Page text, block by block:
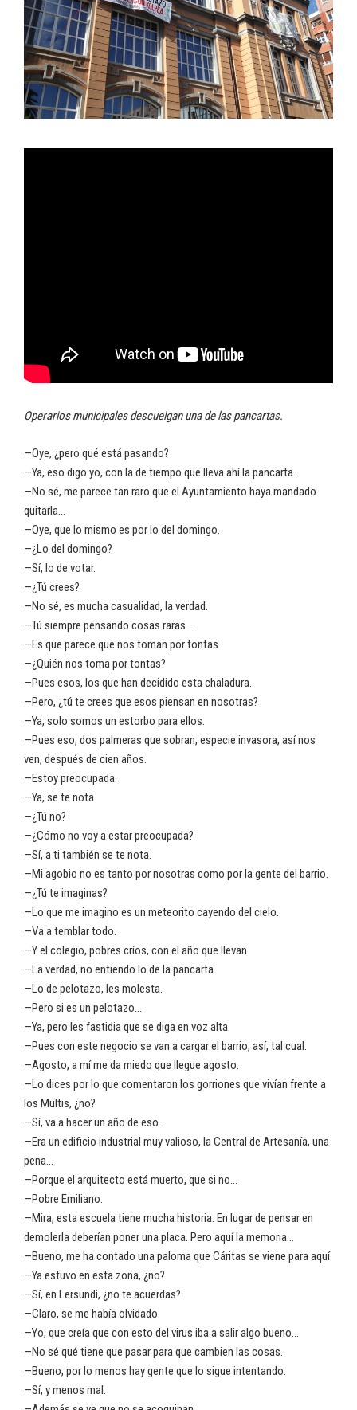
Operarios municipales descuelgan una de las pancartas.
—Oye, ¿pero qué está pasando?
—Ya, eso digo yo, con la de tiempo que lleva ahí la pancarta.
—No sé, me parece tan raro que el Ayuntamiento haya mandado
quitarla…
—Oye, que lo mismo es por lo del domingo.
—¿Lo del domingo?
—Sí, lo de votar.
—¿Tú crees?
—No sé, es mucha casualidad, la verdad.
—Tú siempre pensando cosas raras…
—Es que parece que nos toman por tontas.
—¿Quién nos toma por tontas?
—Pues esos, los que han decidido esta chaladura.
—Pero, ¿tú te crees que esos piensan en nosotras?
—Ya, solo somos un estorbo para ellos.
—Pues eso, dos palmeras que sobran, especie invasora, así nos
ven, después de cien años.
—Estoy preocupada.
—Ya, se te nota.
—¿Tú no?
—¿Cómo no voy a estar preocupada?
—Sí, a ti también se te nota.
—Mi agobio no es tanto por nosotras como por la gente del barrio.
—¿Tú te imaginas?
—Lo que me imagino es un meteorito cayendo del cielo.
—Va a temblar todo.
—Y el colegio, pobres críos, con el año que llevan.
—La verdad, no entiendo lo de la pancarta.
—Lo de pelotazo, les molesta.
—Pero si es un pelotazo…
—Ya, pero les fastidia que se diga en voz alta.
—Pues con este negocio se van a cargar el barrio, así, tal cual.
—Agosto, a mí me da miedo que llegue agosto.
—Lo dices por lo que comentaron los gorriones que vivían frente a
los Multis, ¿no?
—Sí, va a hacer un año de eso.
—Era un edificio industrial muy valioso, la Central de Artesanía, una
pena…
—Porque el arquitecto está muerto, que si no…
—Pobre Emiliano.
—Mira, esta escuela tiene mucha historia. En lugar de pensar en
demolerla deberían poner una placa. Pero aquí la memoria…
—Bueno, me ha contado una paloma que Cáritas se viene para aquí.
—Ya estuvo en esta zona, ¿no?
—Sí, en Lersundi, ¿no te acuerdas?
—Claro, se me había olvidado.
—Yo, que creía que con esto del virus iba a salir algo bueno…
—No sé qué tiene que pasar para que cambien las cosas.
—Bueno, por lo menos hay gente que lo sigue intentando.
—Sí, y menos mal.